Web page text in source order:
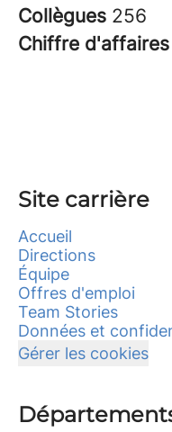
Collègues 256
Chiffre d'affaires
Site carrière
Accueil
Directions
Équipe
Offres d'emploi
Team Stories
Données et
Gérer les cookies